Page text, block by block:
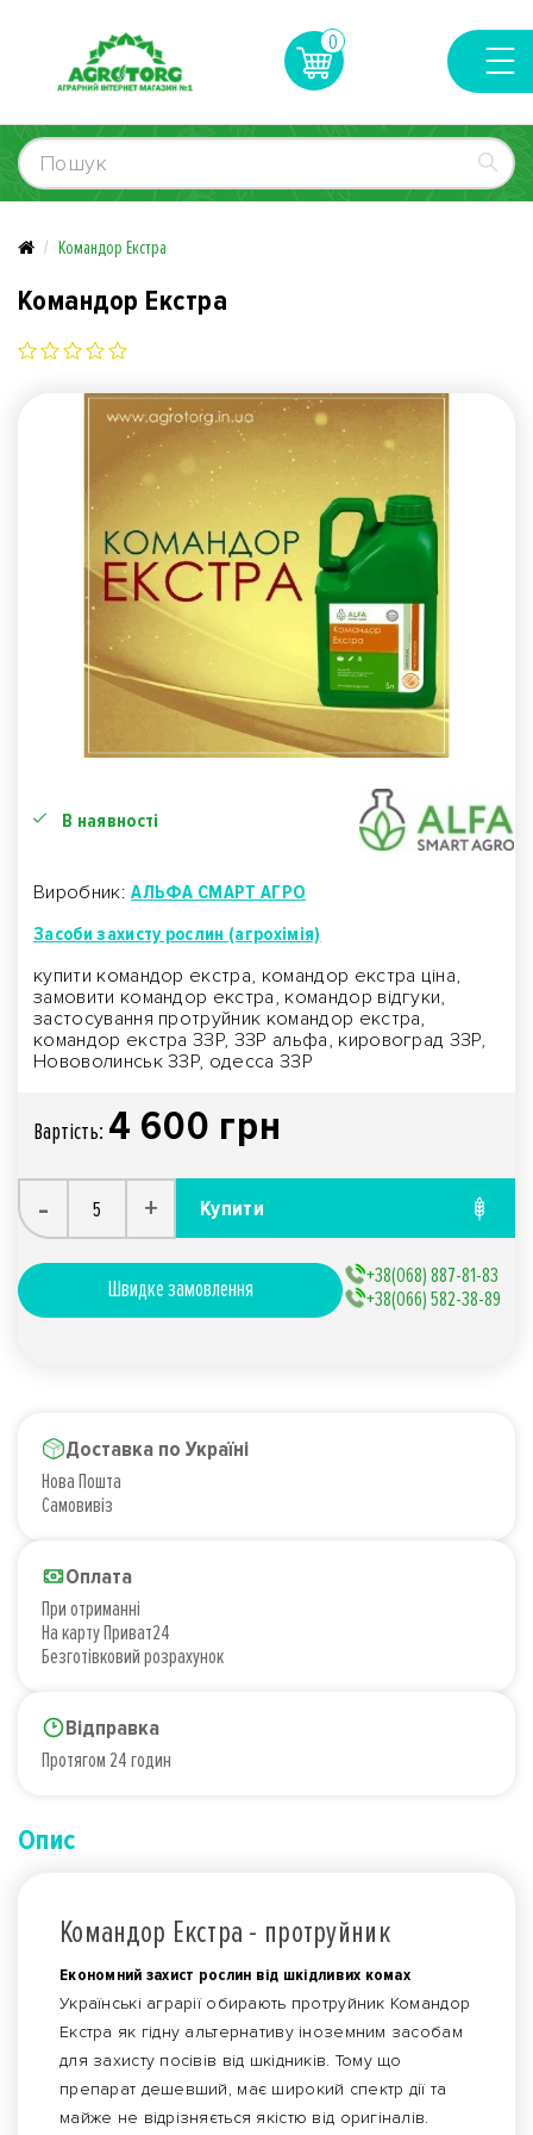
0
Командор Екстра
Командор Екстра
В наявності
Виробник:АЛЬФА СМАРТ АГРО
Засоби захисту рослин (агрохімія)
купити командор екстра, командор екстра ціна,
замовити командор екстра, командор відгуки,
застосування протруйник командор екстра,
командор екстра ЗЗР, ЗЗР альфа, кировоград ЗЗР,
Нововолинськ ЗЗР, одесса ЗЗР
Вартiсть: 4 600 грн
- + Купити
Швидке замовлення
+38(068) 887-81-83
+38(066) 582-38-89
Доставка по Україні
Нова Пошта
Самовивіз
Оплата
При отриманні
На карту Приват24
Безготівковий розрахунок
Відправка
Протягом 24 годин
Опис
Командор Екстра - протруйник
Економний захист рослин від шкідливих комах
Українські аграрії обирають протруйник Командор
Екстра як гідну альтернативу іноземним засобам
для захисту посівів від шкідників. Тому що
препарат дешевший, має широкий спектр дії та
майже не відрізняється якістю від оригіналів.